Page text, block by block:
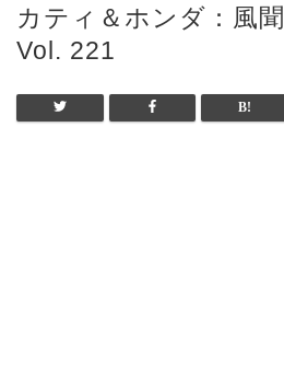
カティ＆ホンダ：風
Vol. 221